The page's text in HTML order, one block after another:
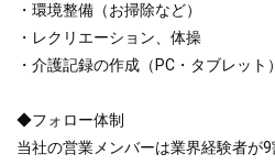
・環境整備（お掃除など）
・レクリエーション、体操
・介護記録の作成（PC・タブレット
◆フォロー体制
当社の営業メンバーは業界経験者が9